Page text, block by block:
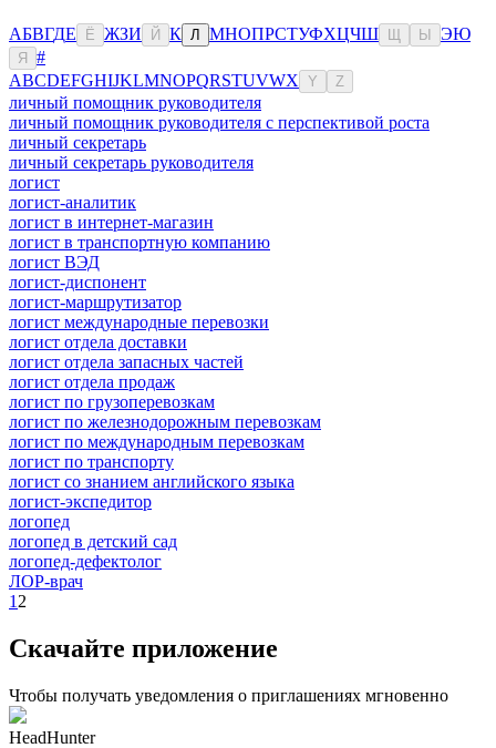
АБВГДЕ Ё ЖЗИ Й К Л МНОПРСТУФХЦЧШ Ы ЭЮ
Я
#
ABCDEFGHIJKLMNOPQRSTUVWX Y Z
личный помощник руководителя
личный помощник руководителя с перспективой роста
личный секретарь
личный секретарь руководителя
логист
логист-аналитик
логист в интернет-магазин
логист в транспортную компанию
логист ВЭД
логист-диспонент
логист-маршрутизатор
логист международные перевозки
логист отдела доставки
логист отдела запасных частей
логист отдела продаж
логист по грузоперевозкам
логист по железнодорожным перевозкам
логист по международным перевозкам
логист по транспорту
логист со знанием английского языка
логист-экспедитор
логопед
логопед в детский сад
логопед-дефектолог
ЛОР-врач
1 2
Скачайте приложение
Чтобы получать уведомления о приглашениях мгновенно
HeadHunter